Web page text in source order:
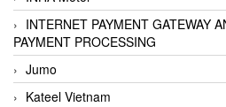
INTERNET PAYMENT GATEWAY
PAYMENT PROCESSING
Jumo
Kateel Vietnam